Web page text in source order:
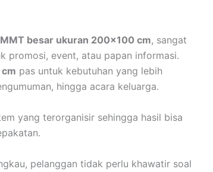
MMT besar ukuran 200×100 cm, sangat
promosi, event, atau papan informasi.
pas untuk kebutuhan yang lebih
hingga acara keluarga.
yang terorganisir sehingga hasil bisa
pelanggan tidak perlu khawatir soal